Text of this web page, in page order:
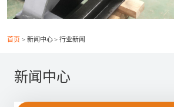
客服中心
首页 新闻中心 行业新闻
新闻中心